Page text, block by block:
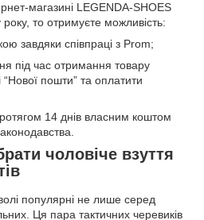
магазині LEGENDA-SHOES
то отримуєте можливість:
завдяки співпраці з Prom;
під час отримання товару
“Нової пошти” та оплатити
14 днів власним коштом
чоловіче взуття
популярні не лише серед
Ця пара тактичних черевиків